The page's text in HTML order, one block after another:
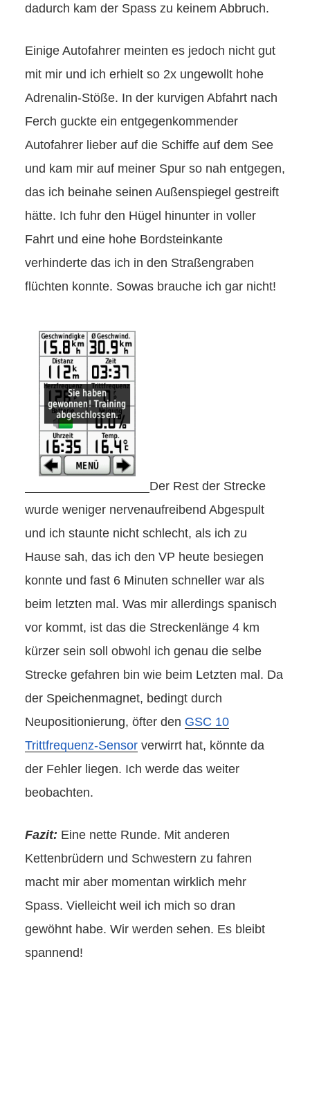
dadurch kam der Spass zu keinem Abbruch.
Einige Autofahrer meinten es jedoch nicht gut
mit mir und ich erhielt so 2x ungewollt hohe
Adrenalin-Stöße. In der kurvigen Abfahrt nach
Ferch guckte ein entgegenkommender
Autofahrer lieber auf die Schiffe auf dem See
und kam mir auf meiner Spur so nah entgegen,
das ich beinahe seinen Außenspiegel gestreift
hätte. Ich fuhr den Hügel hinunter in voller
Fahrt und eine hohe Bordsteinkante
verhinderte das ich in den Straßengraben
flüchten konnte. Sowas brauche ich gar nicht!
Der Rest der Strecke
wurde weniger nervenaufreibend Abgespult
und ich staunte nicht schlecht, als ich zu
Hause sah, das ich den VP heute besiegen
konnte und fast 6 Minuten schneller war als
beim letzten mal. Was mir allerdings spanisch
vor kommt, ist das die Streckenlänge 4 km
kürzer sein soll obwohl ich genau die selbe
Strecke gefahren bin wie beim Letzten mal. Da
der Speichenmagnet, bedingt durch
Neupositionierung, öfter den GSC 10
Trittfrequenz-Sensor verwirrt hat, könnte da
der Fehler liegen. Ich werde das weiter
beobachten.
Fazit: Eine nette Runde. Mit anderen
Kettenbrüdern und Schwestern zu fahren
macht mir aber momentan wirklich mehr
Spass. Vielleicht weil ich mich so dran
gewöhnt habe. Wir werden sehen. Es bleibt
spannend!